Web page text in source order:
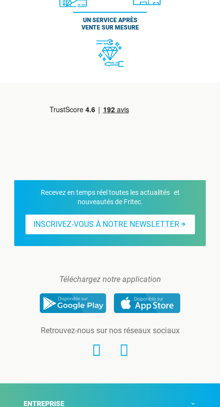
UN SERVICE APRÈS
VENTE SUR MESURE
Recevez en temps réel toutes les actualités et
nouveautés de Fritec.
INSCRIVEZ-VOUS À NOTRE NEWSLETTER
Téléchargez notre application
Retrouvez-nous sur nos réseaux sociaux
ENTREPRISE